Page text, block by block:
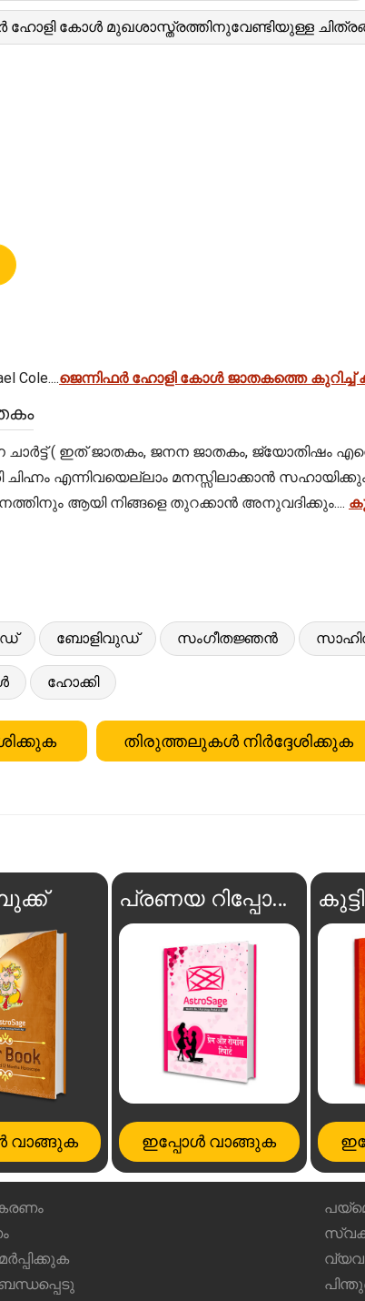
ഹോളി കോൾ മുഖശാസ്ത്രത്തിനുവേണ്ടിയുള്ള
Cole....ജെന്നിഫർ ഹോളി കോൾ ജാതകത്തെ
( ഇത് ജാതകം, ജനന ജാതകം, ജ്യോതിഷം
ചിഹ്നം എന്നിവയെല്ലാം മനസ്സിലാക്കാൻ
ആയി നിങ്ങളെ തുറക്കാൻ അനുവദിക്കും....
ബോളിവുഡ് സംഗീതജ്ഞൻ
ഹോക്കി
തിരുത്തലുകൾ നിർദ്ദേശിക്കുക
വാങ്ങുക
പ്രണയ റിപ്പോർട്ട്
ഇപ്പോൾ വാങ്ങുക